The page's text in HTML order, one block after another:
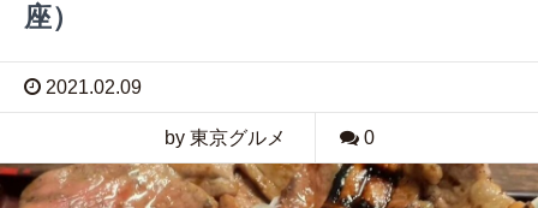
座）
2021.02.09
by 東京グルメ 0